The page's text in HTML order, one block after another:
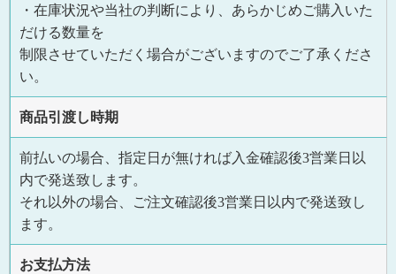
・在庫状況や当社の判断により、あらかじめご購入いた
だける数量を
制限させていただく場合がございますのでご了承くださ
い。
商品引渡し時期
前払いの場合、指定日が無ければ入金確認後3営業日以
内で発送致します。
それ以外の場合、ご注文確認後3営業日以内で発送致し
ます。
お支払方法